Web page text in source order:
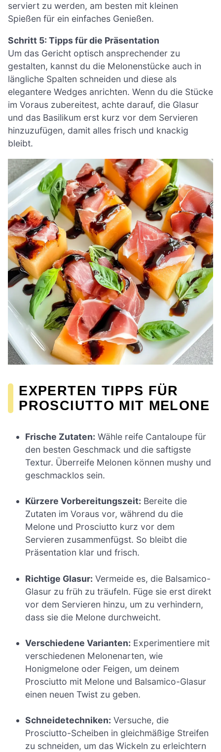
serviert zu werden, am besten mit kleinen
Spießen für ein einfaches Genießen.
Schritt 5: Tipps für die Präsentation
Um das Gericht optisch ansprechender zu
gestalten, kannst du die Melonenstücke auch in
längliche Spalten schneiden und diese als
elegantere Wedges anrichten. Wenn du die Stücke
im Voraus zubereitest, achte darauf, die Glasur
und das Basilikum erst kurz vor dem Servieren
hinzuzufügen, damit alles frisch und knackig
bleibt.
EXPERTEN TIPPS FÜR
PROSCIUTTO MIT MELONE
Frische Zutaten: Wähle reife Cantaloupe für
den besten Geschmack und die saftigste
Textur. Überreife Melonen können mushy und
geschmacklos sein.
Kürzere Vorbereitungszeit: Bereite die
Zutaten im Voraus vor, während du die
Melone und Prosciutto kurz vor dem
Servieren zusammenfügst. So bleibt die
Präsentation klar und frisch.
Richtige Glasur: Vermeide es, die Balsamico-
Glasur zu früh zu träufeln. Füge sie erst direkt
vor dem Servieren hinzu, um zu verhindern,
dass sie die Melone durchweicht.
Verschiedene Varianten: Experimentiere mit
verschiedenen Melonenarten, wie
Honigmelone oder Feigen, um deinem
Prosciutto mit Melone und Balsamico-Glasur
einen neuen Twist zu geben.
Schneidetechniken: Versuche, die
Prosciutto-Scheiben in gleichmäßige Streifen
zu schneiden, um das Wickeln zu erleichtern